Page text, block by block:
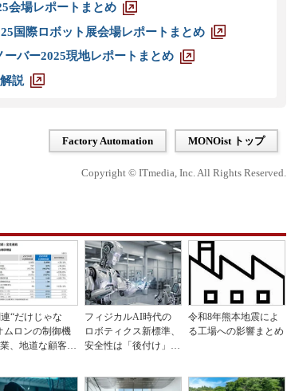
会場レポートまとめ
国際ロボット展会場レポートまとめ
バー2025現地レポートまとめ
説
Factory Automation MONOist トップ
Copyright © ITmedia, Inc. All Rights Reserved.
“だけじゃな
ムロンの制御機
、地道な顧客基
フィジカルAI時代の
ロボティクス新標準、
安全性は「後付け」で
令和8年熊本地震によ
る工場への影響まとめ